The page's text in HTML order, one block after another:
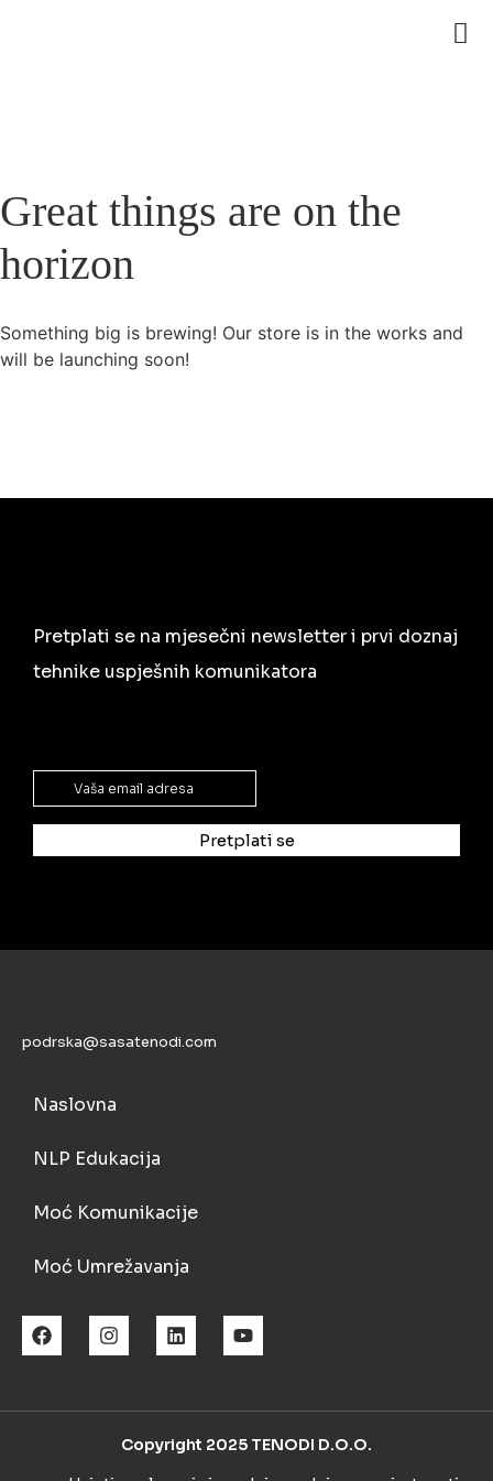
Great things are on the
horizon
Something big is brewing! Our store is in the works and
will be launching soon!
Pretplati se na mjesečni newsletter i prvi doznaj
tehnike uspješnih komunikatora
podrska@sasatenodi.com
Naslovna
NLP Edukacija
Moć Komunikacije
Moć Umrežavanja
Copyright 2025 TENODI D.O.O.